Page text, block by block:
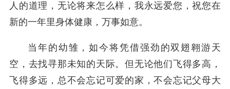
人的道理，无论将来怎么样，我永远爱您，祝您在
新的一年里身体健康，万事如意。
当年的幼雏，如今将凭借强劲的双翅翱游天
空，去找寻那未知的天际。但无论他们飞得多高，
飞得多远，总不会忘记可爱的家，不会忘记父母大